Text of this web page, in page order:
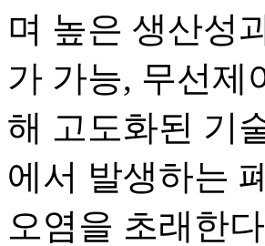
며 높은 생산성
가 가능, 무선제
해 고도화된 기
에서 발생하는
오염을 초래한